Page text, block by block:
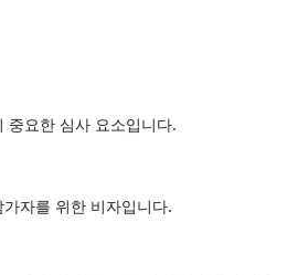
중요한 심사 요소입니다.
자를 위한 비자입니다.